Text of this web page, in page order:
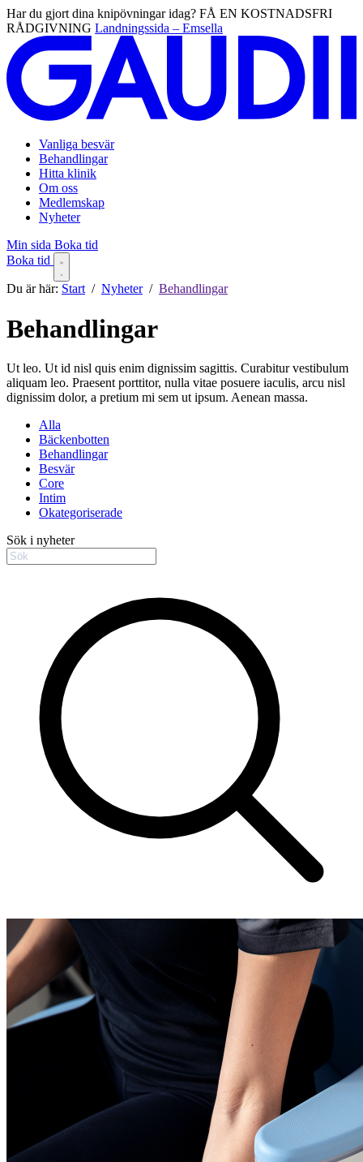
Har du gjort dina knipövningar idag? FÅ EN KOSTNADSFRI
RÅDGIVNING Landningssida – Emsella
Vanliga besvär
Behandlingar
Hitta klinik
Om oss
Medlemskap
Nyheter
Min sida Boka tid
Boka tid
Du är här: Start / Nyheter / Behandlingar
Behandlingar
Ut leo. Ut id nisl quis enim dignissim sagittis. Curabitur vestibulum
aliquam leo. Praesent porttitor, nulla vitae posuere iaculis, arcu nisl
dignissim dolor, a pretium mi sem ut ipsum. Aenean massa.
Alla
Bäckenbotten
Behandlingar
Besvär
Core
Intim
Okategoriserade
Sök i nyheter